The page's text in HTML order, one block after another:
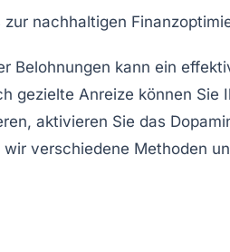
zur nachhaltigen
Belohnungen kann ein
gezielte Anreize können
aktivieren Sie das
verschiedene Methoden